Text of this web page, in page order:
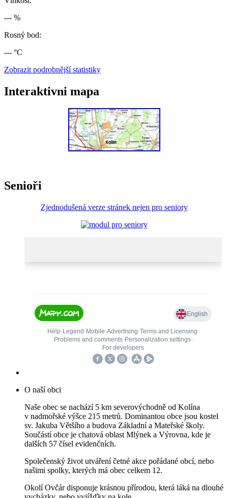
--- %
Rosný bod:
--- °C
Zobrazit podrobnější statistiky
Interaktivni mapa
Senioři
Zjednodušená verze stránek nejen pro seniory
O naší obci
Naše obec se nachází 5 km severovýchodně od Kolína
v nadmořské výšce 215 metrů. Dominantou obce jsou kostel
sv. Jakuba Většího a budova Základní a Mateřské školy.
Součástí obce je chatová oblast Mlýnek a Výrovna, kde je
dalších 57 čísel evidenčních.
Společenský život utváření četné akce pořádané obcí, nebo
našimi spolky, kterých má obec celkem 12.
Okolí Ovčár disponuje krásnou přírodou, která láká na dlouhé